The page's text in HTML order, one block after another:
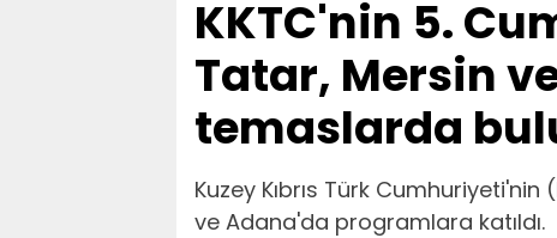
KKTC'nin 5.
Tatar, Mersin
temaslarda
Kuzey Kıbrıs Türk
ve Adana'da programlara katıldı.